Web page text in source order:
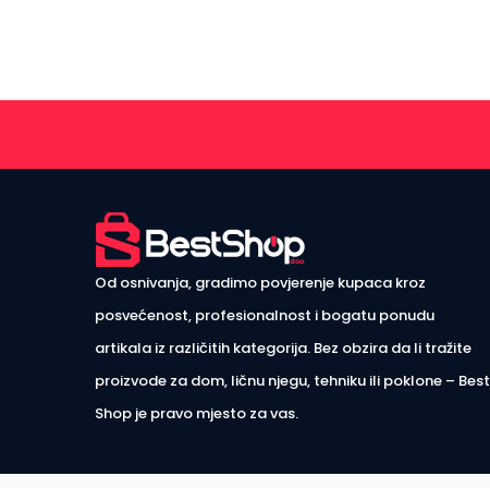
Od osnivanja, gradimo povjerenje kupaca kroz
posvećenost, profesionalnost i bogatu ponudu
artikala iz različitih kategorija. Bez obzira da li tražite
proizvode za dom, ličnu njegu, tehniku ili poklone – Best
Shop je pravo mjesto za vas.